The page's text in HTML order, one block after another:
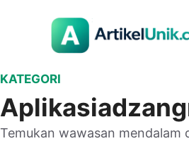
KATEGORI
Temukan wawasan